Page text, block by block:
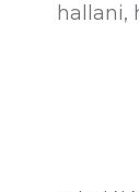
hallani,